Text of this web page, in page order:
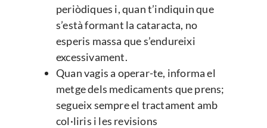
periòdiques i, quan t’indiquin que
s’està formant la cataracta, no
esperis massa que s’endureixi
excessivament.
Quan vagis a operar-te, informa el
metge dels medicaments que prens;
segueix sempre el tractament amb
col·liris i les revisions